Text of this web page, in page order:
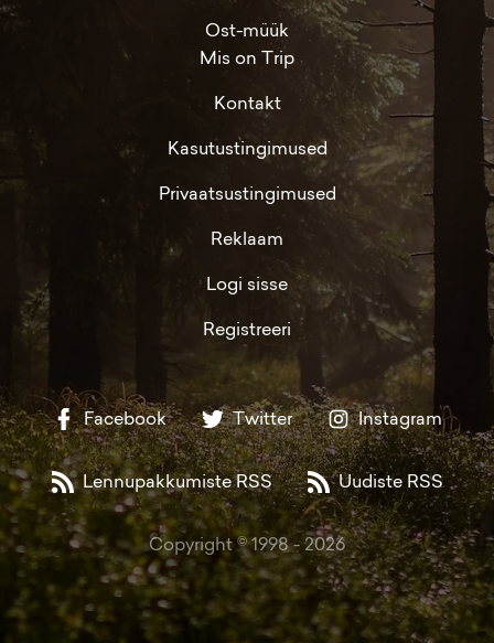
Ost-müük
Mis on Trip
Kontakt
Kasutustingimused
Privaatsustingimused
Reklaam
Logi sisse
Registreeri
Facebook Twitter Instagram
Lennupakkumiste RSS Uudiste RSS
Copyright © 1998 -2026